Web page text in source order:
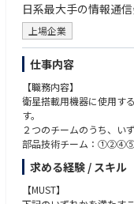
＜働き方＞
・ご家庭をお持ちの社員
活用し、夕食の準備、お
す。
・男性の育児休暇の実績
化です。
・オフィスはリニューア
で設計されております。
シンも設置されました。
以下組織・社員紹介動画
ませ。
宇宙を仕事にする：
日系最大手の情報通
上場企業
仕事内容
【職務内容】
衛星搭載用機器に使用す
す。
２つのチームのうち、い
部品技術チーム：
①部品メーカーや関連商社
②新規部品選定および購入
③客先との要求仕様調整
④客先または社内装置設
求める経験 / スキル
【MUST】